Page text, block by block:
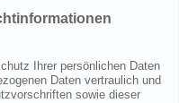
Ihrer persönlichen Daten
Daten vertraulich und
sowie dieser